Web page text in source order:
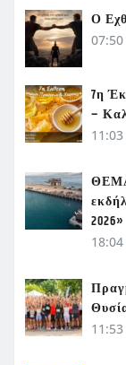
Ο
07:50
7η
–
11:03
2026»
18:04
11:53